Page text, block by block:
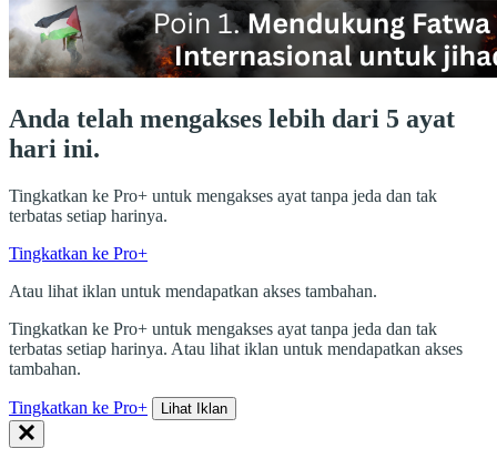
Anda telah mengakses lebih dari 5 ayat
hari ini.
Tingkatkan ke Pro+ untuk mengakses ayat tanpa jeda dan tak
terbatas setiap harinya.
Tingkatkan ke Pro+
Atau lihat iklan untuk mendapatkan akses tambahan.
Tingkatkan ke Pro+ untuk mengakses ayat tanpa jeda dan tak
terbatas setiap harinya. Atau lihat iklan untuk mendapatkan akses
tambahan.
Tingkatkan ke Pro+ Lihat Iklan